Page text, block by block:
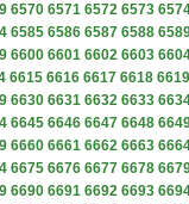
6570 6571 6572 6573
6585 6586 6587 6588
6600 6601 6602 6603
6615 6616 6617 6618 6619
6630 6631 6632 6633
6645 6646 6647 6648
6660 6661 6662 6663
6675 6676 6677 6678
6690 6691 6692 6693